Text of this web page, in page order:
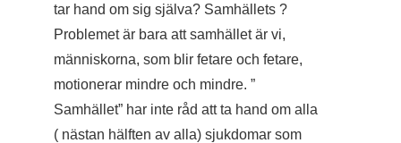
tar hand om sig själva? Samhällets ?
Problemet är bara att samhället är vi,
människorna, som blir fetare och fetare,
motionerar mindre och mindre. ”
Samhället” har inte råd att ta hand om alla
( nästan hälften av alla) sjukdomar som